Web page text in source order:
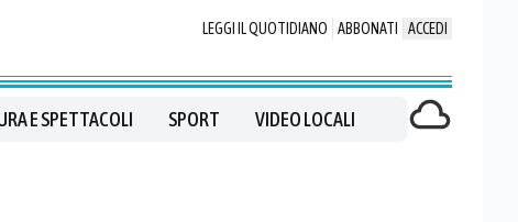
LEGGI IL QUOTIDIANO ABBONATI ACCEDI
E SPETTACOLI SPORT VIDEO LOCALI